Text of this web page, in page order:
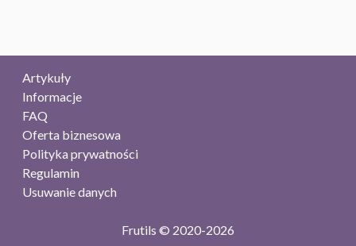
Artykuły
Informacje
FAQ
Oferta biznesowa
Polityka prywatności
Regulamin
Usuwanie danych
Frutils © 2020-2026